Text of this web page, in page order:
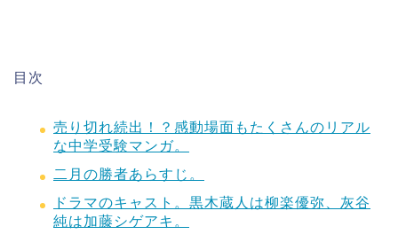
目次
売り切れ続出！？感動場面もたくさんのリアル
な中学受験マンガ。
二月の勝者あらすじ。
ドラマのキャスト。黒木蔵人は柳楽優弥、灰谷
純は加藤シゲアキ。